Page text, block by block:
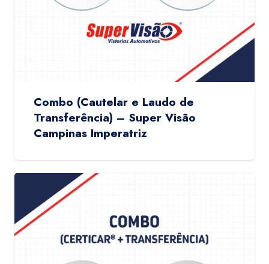
Combo (Cautelar e Laudo de
Transferência) – Super Visão
Campinas Imperatriz